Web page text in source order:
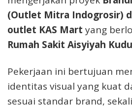
(Outlet Mitra Indogrosir)
outlet KAS Mart yang
Rumah Sakit Aisyiyah
Pekerjaan ini bertujuan
identitas visual yang kuat
sesuai standar brand,